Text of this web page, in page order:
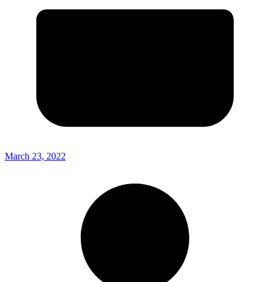
March 23, 2022